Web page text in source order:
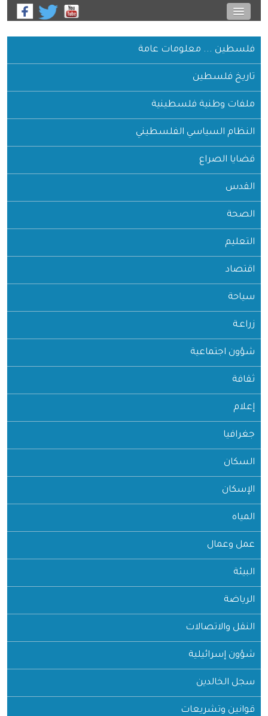
فلسطين ... معلومات عامة
تاريخ فلسطين
ملفات وطنية فلسطينية
النظام السياسي الفلسطيني
قضايا الصراع
القدس
الصحة
التعليم
اقتصاد
سياحة
زراعـة
شؤون اجتماعية
ثقافة
إعلام
جغرافيا
السكان
الإسكان
المياه
عمل وعمال
البيئة
الرياضة
النقل والاتصالات
شؤون إسرائيلية
سجل الخالدين
قوانين وتشريعات